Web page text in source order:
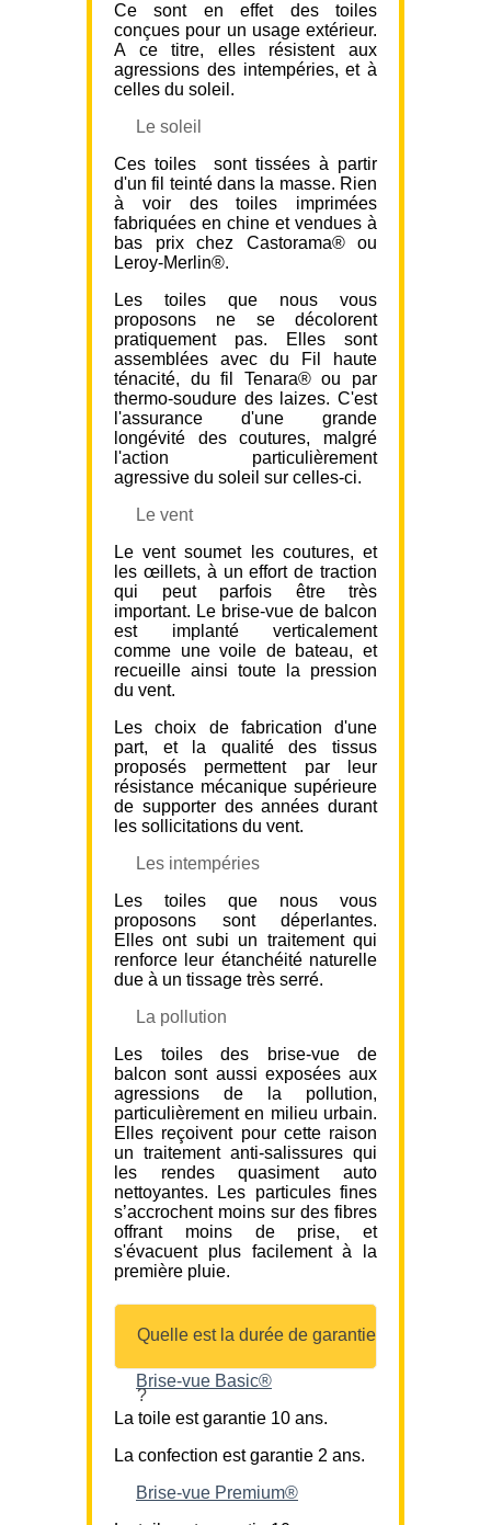
Ce sont en effet des toiles
conçues pour un usage extérieur.
A ce titre, elles résistent aux
agressions des intempéries, et à
celles du soleil.
Le soleil
Ces toiles sont tissées à partir
d'un fil teinté dans la masse. Rien
à voir des toiles imprimées
fabriquées en chine et vendues à
bas prix chez Castorama® ou
Leroy-Merlin®.
Les toiles que nous vous
proposons ne se décolorent
pratiquement pas. Elles sont
assemblées avec du Fil haute
ténacité, du fil Tenara® ou par
thermo-soudure des laizes. C'est
l'assurance d'une grande
longévité des coutures, malgré
l'action particulièrement
agressive du soleil sur celles-ci.
Le vent
Le vent soumet les coutures, et
les œillets, à un effort de traction
qui peut parfois être très
important. Le brise-vue de balcon
est implanté verticalement
comme une voile de bateau, et
recueille ainsi toute la pression
du vent.
Les choix de fabrication d'une
part, et la qualité des tissus
proposés permettent par leur
résistance mécanique supérieure
de supporter des années durant
les sollicitations du vent.
Les intempéries
Les toiles que nous vous
proposons sont déperlantes.
Elles ont subi un traitement qui
renforce leur étanchéité naturelle
due à un tissage très serré.
La pollution
Les toiles des brise-vue de
balcon sont aussi exposées aux
agressions de la pollution,
particulièrement en milieu urbain.
Elles reçoivent pour cette raison
un traitement anti-salissures qui
les rendes quasiment auto
nettoyantes. Les particules fines
s’accrochent moins sur des fibres
offrant moins de prise, et
s'évacuent plus facilement à la
première pluie.
Quelle est la durée de garantie
?
Brise-vue Basic®
La toile est garantie 10 ans.
La confection est garantie 2 ans.
Brise-vue Premium®